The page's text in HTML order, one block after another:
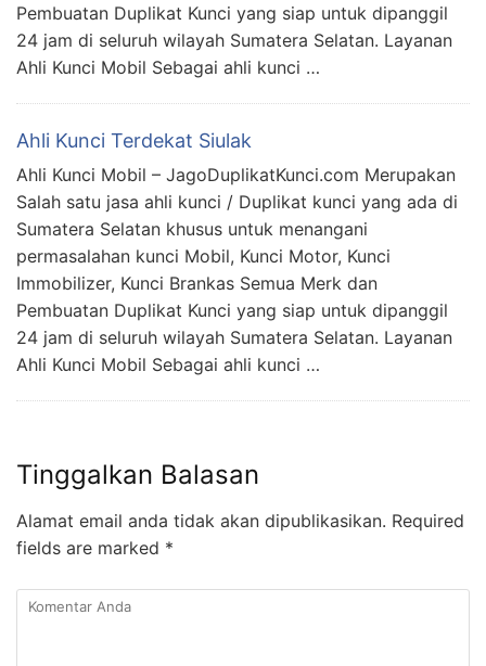
Pembuatan Duplikat Kunci yang siap untuk dipanggil
24 jam di seluruh wilayah Sumatera Selatan. Layanan
Ahli Kunci Mobil Sebagai ahli kunci …
Ahli Kunci Terdekat Siulak
Ahli Kunci Mobil – JagoDuplikatKunci.com Merupakan
Salah satu jasa ahli kunci / Duplikat kunci yang ada di
Sumatera Selatan khusus untuk menangani
permasalahan kunci Mobil, Kunci Motor, Kunci
Immobilizer, Kunci Brankas Semua Merk dan
Pembuatan Duplikat Kunci yang siap untuk dipanggil
24 jam di seluruh wilayah Sumatera Selatan. Layanan
Ahli Kunci Mobil Sebagai ahli kunci …
Tinggalkan Balasan
Alamat email anda tidak akan dipublikasikan. Required
fields are marked *